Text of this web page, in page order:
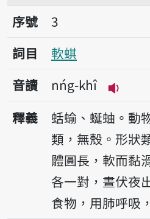
序號3軟蜞
序號
3
詞目
軟蜞
音讀
nńg-khî
播放
釋義
蛞蝓、蜒蚰。動
類，無殼。形狀
體圓長，軟而黏
各一對，晝伏夜
食物，用肺呼吸